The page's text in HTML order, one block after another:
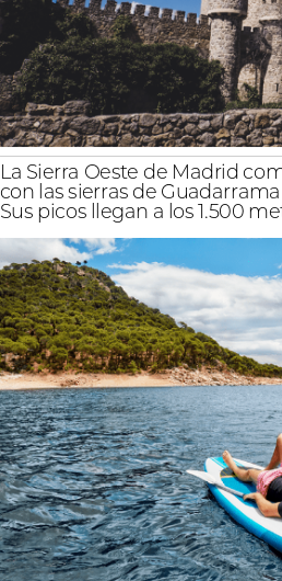
La Sierra Oeste de Madrid
con lassierras de Guadarrama
Sus picos llegan a los1.500